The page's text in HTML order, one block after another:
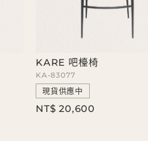
KARE 吧檯椅
KA-83077
現貨供應中
NT$ 20,600